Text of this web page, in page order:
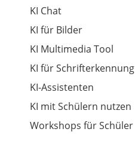
KI Chat
KI für Bilder
KI Multimedia Tool
KI für Schrifterkennung
KI-Assistenten
KI mit Schülern nutzen
Workshops für Schüler